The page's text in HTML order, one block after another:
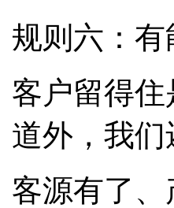
规则六：
客户留得
道外，我
客源有了